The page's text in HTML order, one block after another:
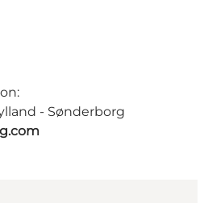
- Sønderborg